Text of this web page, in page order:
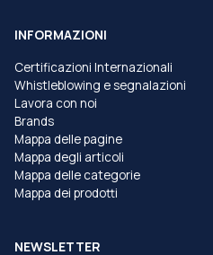
INFORMAZIONI
Certificazioni Internazionali
Whistleblowing e segnalazioni
Lavora con noi
Brands
Mappa delle pagine
Mappa degli articoli
Mappa delle categorie
Mappa dei prodotti
NEWSLETTER